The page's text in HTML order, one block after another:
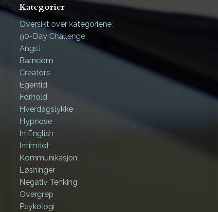
Kategorier
Oversikt over kategoriene:
90-Day Challenge
Angst
Barndom
Creators
Egentid
Forhold
Hverdagslykke
Hypnose
In English
Intimitet
Kommunikasjon
Løsninger
Negativ Tenking
Overgrep
Psykologi